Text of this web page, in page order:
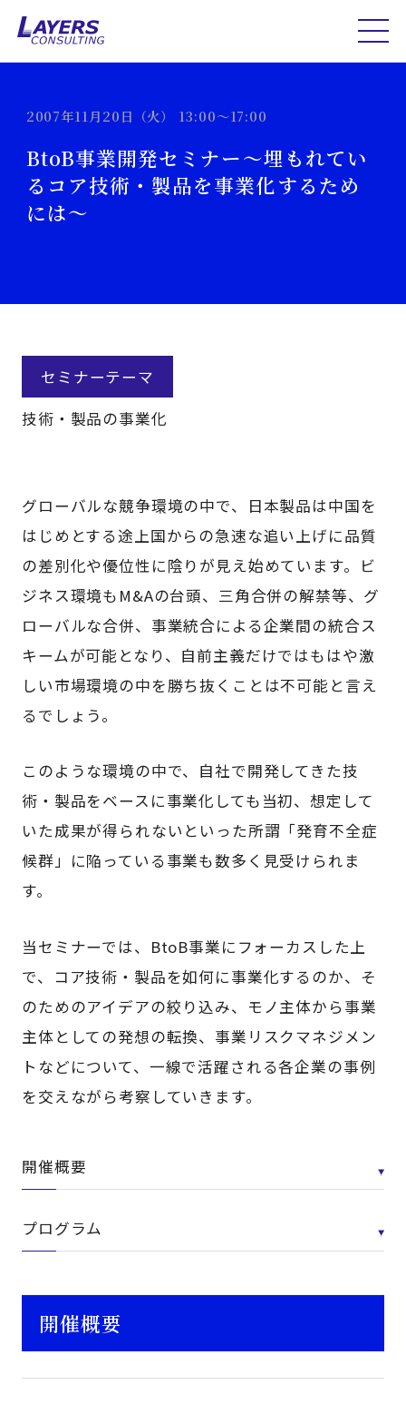
2007年11月20日（火） 13:00～17:00
BtoB事業開発セミナー～埋もれてい
るコア技術・製品を事業化するため
には～
セミナーテーマ
技術・製品の事業化
グローバルな競争環境の中で、日本製品は中国を
はじめとする途上国からの急速な追い上げに品質
の差別化や優位性に陰りが見え始めています。ビ
ジネス環境もM&Aの台頭、三角合併の解禁等、グ
ローバルな合併、事業統合による企業間の統合ス
キームが可能となり、自前主義だけではもはや激
しい市場環境の中を勝ち抜くことは不可能と言え
るでしょう。
このような環境の中で、自社で開発してきた技
術・製品をベースに事業化しても当初、想定して
いた成果が得られないといった所謂「発育不全症
候群」に陥っている事業も数多く見受けられま
す。
当セミナーでは、BtoB事業にフォーカスした上
で、コア技術・製品を如何に事業化するのか、そ
のためのアイデアの絞り込み、モノ主体から事業
主体としての発想の転換、事業リスクマネジメン
トなどについて、一線で活躍される各企業の事例
を交えながら考察していきます。
開催概要
プログラム
開催概要